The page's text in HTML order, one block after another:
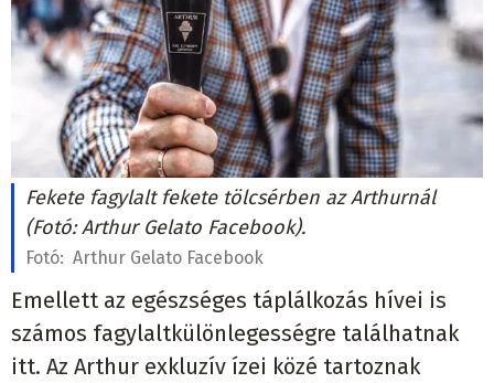
Fekete fagylalt fekete tölcsérben az Arthurnál
(Fotó: Arthur Gelato Facebook).
Fotó: Arthur Gelato Facebook
Emellett az egészséges táplálkozás hívei is
számos fagylaltkülönlegességre találhatnak
itt. Az Arthur exkluzív ízei közé tartoznak